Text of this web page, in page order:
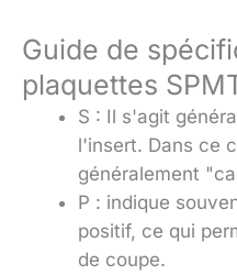
Guide de
plaquettes
S : Il s'agit
l'insert. Dans ce
généralement
P : indique
positif, ce qui
de coupe.